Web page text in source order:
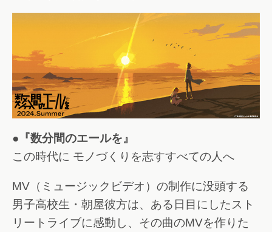
●『数分間のエールを』
この時代に モノづくりを志すすべての人へ
MV（ミュージックビデオ）の制作に没頭する
男子高校生・朝屋彼方は、ある日目にしたスト
リートライブに感動し、その曲のMVを作りた